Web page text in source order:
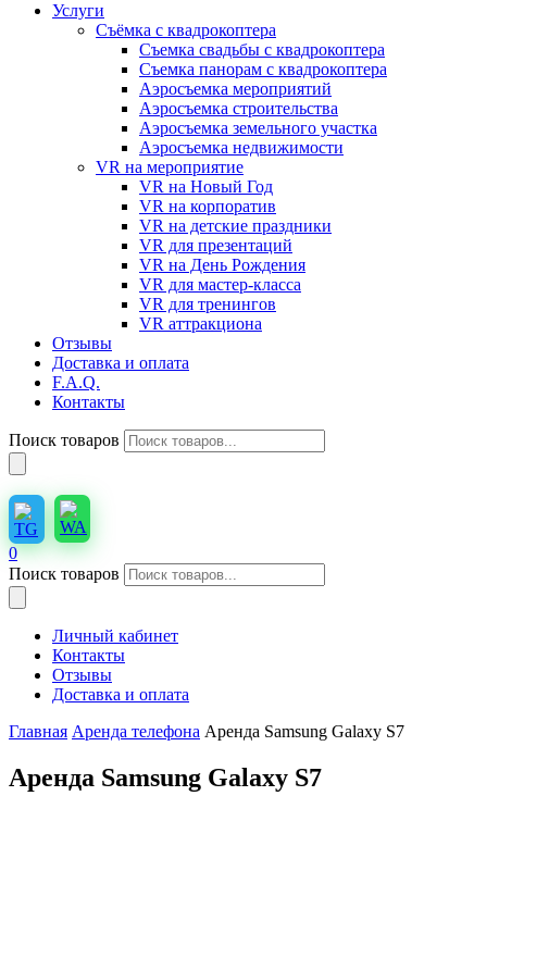
Услуги
Съёмка с квадрокоптера
Съемка свадьбы с квадрокоптера
Съемка панорам с квадрокоптера
Аэросъемка мероприятий
Аэросъемка строительства
Аэросъемка земельного участка
Аэросъемка недвижимости
VR на мероприятие
VR на Новый Год
VR на корпоратив
VR на детские праздники
VR для презентаций
VR на День Рождения
VR для мастер-класса
VR для тренингов
VR аттракциона
Отзывы
Доставка и оплата
F.A.Q.
Контакты
Поиск товаров
0
Поиск товаров
Личный кабинет
Контакты
Отзывы
Доставка и оплата
Главная Аренда телефона Аренда Samsung Galaxy S7
Аренда Samsung Galaxy S7